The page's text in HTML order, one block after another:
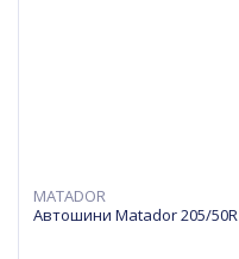
MATADOR
Автошини Matador 205/